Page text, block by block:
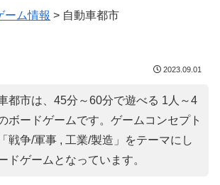
ーム情報 > 自動車都市
2023.09.01
都市は、45分～60分で遊べる 1人～4
ボードゲームです。ゲームコンセプト
戦争/軍事 , 工業/製造 」をテーマにし
ドゲームとなっています。